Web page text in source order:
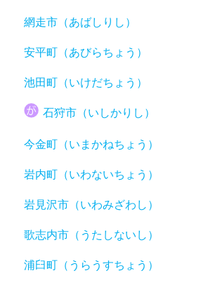
網走市（あばしりし）
安平町（あびらちょう）
池田町（いけだちょう）
石狩市（いしかりし）
今金町（いまかねちょう）
岩内町（いわないちょう）
岩見沢市（いわみざわし）
歌志内市（うたしないし）
浦臼町（うらうすちょう）